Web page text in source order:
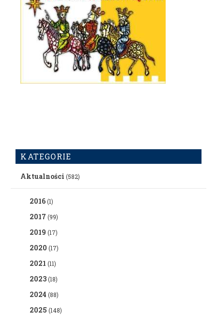
KATEGORIE
Aktualności (582)
2016(1)
2017 (99)
2019 (17)
2020 (17)
2021 (11)
2023(18)
2024 (88)
2025 (148)